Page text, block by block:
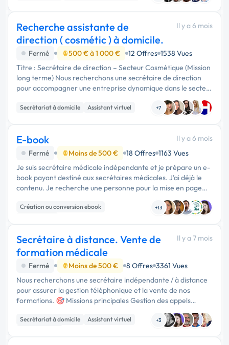
Recherche assistante de
direction ( cosmétic ) à domicile.
Il y a 6 mois
Fermé 500 € à 1 000 € 12 Offres 1538 Vues
Titre : Secrétaire de direction – Secteur Cosmétique (Mission
long terme) Nous recherchons une secrétaire de direction
pour accompagner une entreprise dynamique dans le secteur
des cosmétiques. Vous travaillerez en lien direct avec …
Secrétariat à domicile Assistant virtuel +7
E-book
Il y a 6 mois
Fermé
Moins de 500 € 18 Offres 1163 Vues
Je suis secrétaire médicale indépendante et je prépare un e-
book payant destiné aux secrétaires médicales. J’ai déjà le
contenu. Je recherche une personne pour la mise en page
Création ou conversion ebook
+13
Secrétaire à distance. Vente de
formation médicale
Il y a 7 mois
Fermé Moins de 500 € 8 Offres 3361 Vues
Nous recherchons une secrétaire indépendante / à distance
pour assurer la gestion téléphonique et la vente de nos
formations. 🎯 Missions principales Gestion des appels
entrants Information et conseil auprès des prospects Vente
et …
Secrétariat à domicile
Assistant virtuel
+3